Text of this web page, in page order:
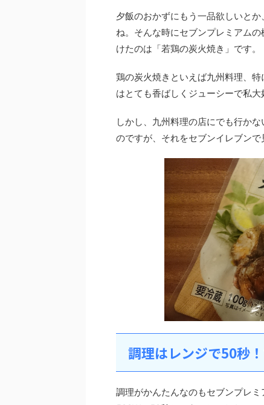
夕飯のおかずにもう一品欲しいと
ね。そんな時にセブンプレミアム
けたのは「若鶏の炭火焼き」です。
鶏の炭火焼きといえば九州料理、
はとても香ばしくジューシーで私大
しかし、九州料理の店にでも行か
のですが、それをセブンイレブンで
調理はレンジで50秒
調理がかんたんなのもセブンプレ